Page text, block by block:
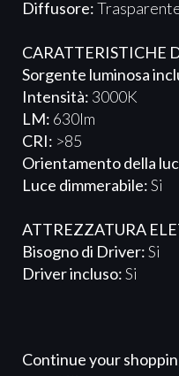
Diffusore:
CARATTERISTICHE
Sorgente luminosa
Intensità: 3000K
LM: 630lm
CRI: >85
Orientamento della
Luce dimmerabile:Si
ATTREZZATURA
Bisogno di Driver:Si
Driver incluso:Si
Continue your